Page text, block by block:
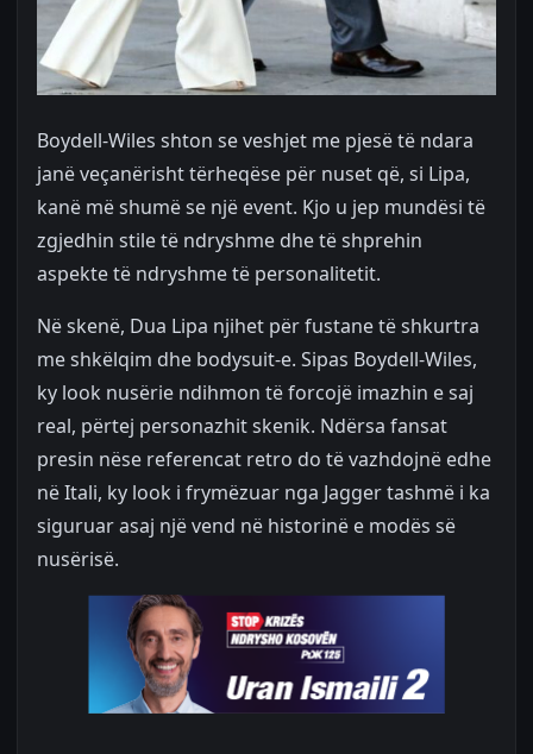
Boydell-Wiles shton se veshjet me pjesë të ndara
janë veçanërisht tërheqëse për nuset që, si Lipa,
kanë më shumë se një event. Kjo u jep mundësi të
zgjedhin stile të ndryshme dhe të shprehin
aspekte të ndryshme të personalitetit.
Në skenë, Dua Lipa njihet për fustane të shkurtra
me shkëlqim dhe bodysuit-e. Sipas Boydell-Wiles,
ky look nusërie ndihmon të forcojë imazhin e saj
real, përtej personazhit skenik. Ndërsa fansat
presin nëse referencat retro do të vazhdojnë edhe
në Itali, ky look i frymëzuar nga Jagger tashmë i ka
siguruar asaj një vend në historinë e modës së
nusërisë.